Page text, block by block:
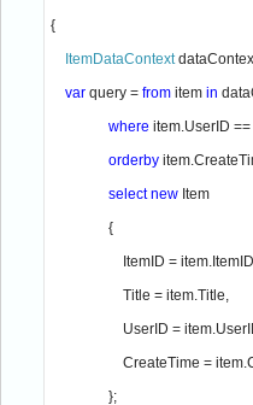
{
ItemDataContext
var query = from item in
where item.UserID
orderby
                select new
Item